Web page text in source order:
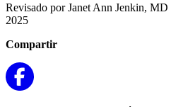
Revisado por Janet Ann Jenkin, MD
2025
Compartir